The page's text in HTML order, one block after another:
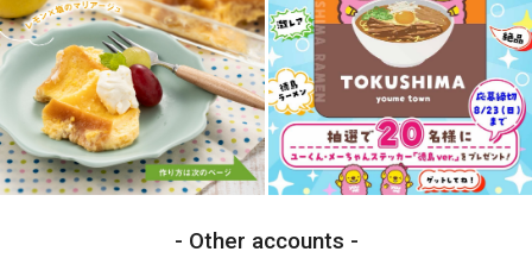
Other accounts